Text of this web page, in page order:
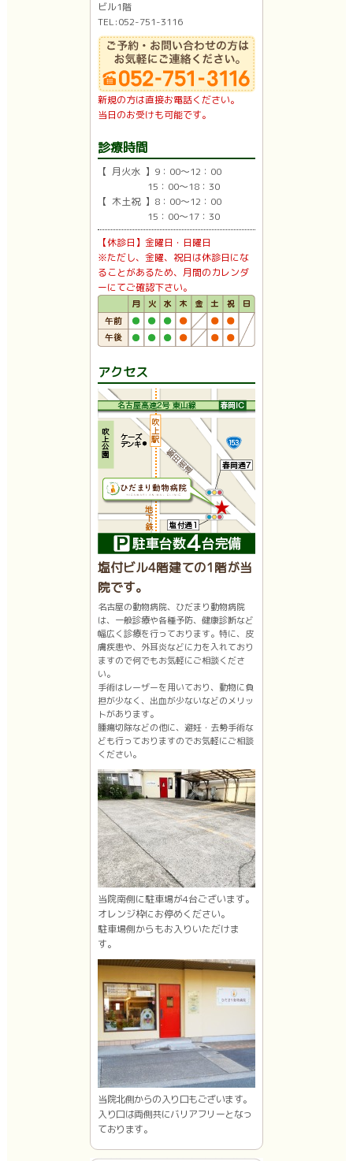
ビル1階
TEL:052-751-3116
新規の方は直接お電話ください。
当日のお受けも可能です。
診療時間
【 月火水 】9：00〜12：00
15：00〜18：30
【 木土祝 】8：00〜12：00
15：00〜17：30
【休診日】金曜日・日曜日
※ただし、金曜、祝日は休診日にな
ることがあるため、月間のカレンダ
ーにてご確認下さい。
アクセス
塩付ビル4階建ての1階が当
院です。
名古屋の動物病院、ひだまり動物病院
は、一般診療や各種予防、健康診断など
幅広く診療を行っております。特に、皮
膚疾患や、外耳炎などに力を入れており
ますので何でもお気軽にご相談くださ
い。
手術はレーザーを用いており、動物に負
担が少なく、出血が少ないなどのメリッ
トがあります。
腫瘍切除などの他に、避妊・去勢手術な
ども行っておりますのでお気軽にご相談
ください。
当院南側に駐車場が4台ございます。
オレンジ枠にお停めください。
駐車場側からもお入りいただけま
す。
当院北側からの入り口もございます。
入り口は両側共にバリアフリーとなっ
ております。